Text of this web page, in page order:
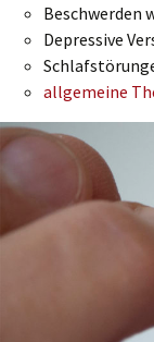
Beschwerden
Depressive
allgemeine